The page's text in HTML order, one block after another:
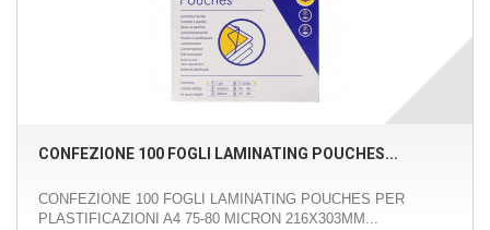
CONFEZIONE 100 FOGLI LAMINATING POUCHES...
CONFEZIONE 100 FOGLI LAMINATING POUCHES PER
PLASTIFICAZIONI A4 75-80 MICRON 216X303MM...